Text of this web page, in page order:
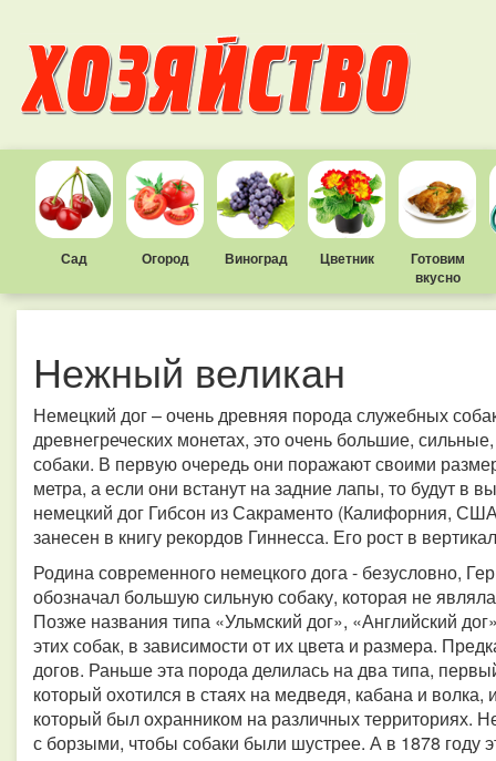
Сад Огород Виноград Цветник
Готовим
вкусно
Нежный великан
Немецкий дог – очень древняя порода служебных
древнегреческих монетах, это очень большие,
собаки. В первую очередь они поражают своими
метра, а если они встанут на задние лапы, то будут в
немецкий дог Гибсон из Сакраменто (Калифорния,
занесен в книгу рекордов Гиннесса. Его рост в
Родина современного немецкого дога - безусловно,
обозначал большую сильную собаку, которая не
Позже названия типа «Ульмский дог», «Английский
этих собак, в зависимости от их цвета и размера.
догов. Раньше эта порода делилась на два типа,
который охотился в стаях на медведя, кабана и
который был охранником на различных территориях.
с борзыми, чтобы собаки были шустрее. А в 1878 году